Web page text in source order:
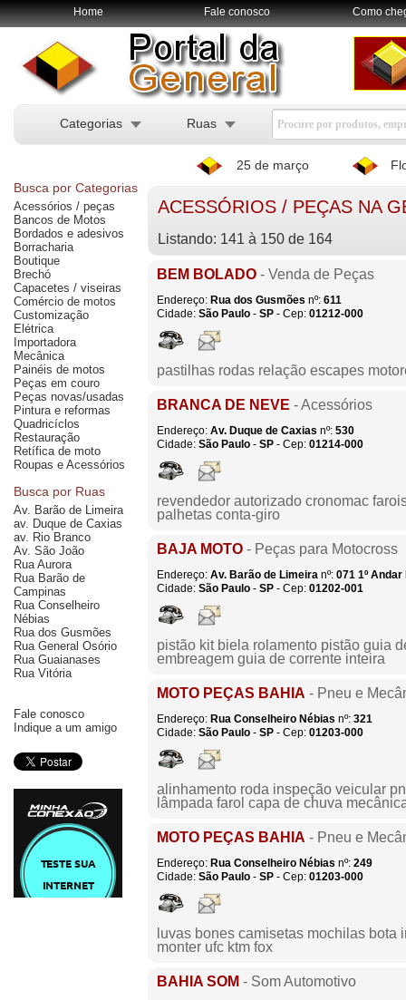
Home Fale conosco Como
Categorias Ruas
25 de março
Busca por Categorias
Acessórios / peças
Bancos de Motos
Bordados e adesivos
Borracharia
Boutique
Brechó
Capacetes / viseiras
Comércio de motos
Customização
Elétrica
Importadora
Mecânica
Painéis de motos
Peças em couro
Peças novas/usadas
Pintura e reformas
Quadricíclos
Restauração
Retífica de moto
Roupas e Acessórios
Busca por Ruas
Av. Barão de Limeira
av. Duque de Caxias
av. Rio Branco
Av. São João
Rua Aurora
Rua Barão de
Campinas
Rua Conselheiro
Nébias
Rua dos Gusmões
Rua General Osório
Rua Guaianases
Rua Vitória
Fale conosco
Indique a um amigo
ACESSÓRIOS / PEÇAS NA
Listando: 141 à 150 de 164
BEM BOLADO - Venda de Peças
Endereço: Rua dos Gusmões nº: 611
Cidade: São Paulo - SP - Cep: 01212-000
pastilhas rodas relação escapes
BRANCA DE NEVE - Acessórios
Endereço: Av. Duque de Caxias nº: 530
Cidade: São Paulo - SP - Cep: 01214-000
revendedor autorizado cronomac
palhetas conta-giro
BAJA MOTO - Peças para Motocross
Endereço: Av. Barão de Limeira nº: 071 1º Andar
Cidade: São Paulo - SP - Cep: 01202-001
pistão kit biela rolamento pistão guia
embreagem guia de corrente inteira
MOTO PEÇAS BAHIA - Pneu e
Endereço: Rua Conselheiro Nébias nº: 321
Cidade: São Paulo - SP - Cep: 01203-000
alinhamento roda inspeção veicular
lâmpada farol capa de chuva
MOTO PEÇAS BAHIA - Pneu e
Endereço: Rua Conselheiro Nébias nº: 249
Cidade: São Paulo - SP - Cep: 01203-000
luvas bones camisetas mochilas
monter ufc ktm fox
BAHIA SOM - Som Automotivo